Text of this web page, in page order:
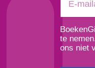
te
ons niet